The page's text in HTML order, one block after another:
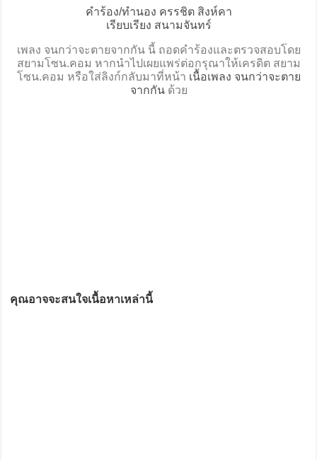
คำร้อง/ทำนอง ครรชิต สิงห์คา
เรียบเรียง สนามจันทร์
เพลง จนกว่าจะตายจากกัน นี้ ถอดคำร้องและตรวจสอบโดย
สยามโซน.คอม หากนำไปเผยแพร่ต่อกรุณาให้เครดิต สยาม
โซน.คอม หรือใส่ลิงก์กลับมาที่หน้า เนื้อเพลง จนกว่าจะตาย
จากกันด้วย
คุณอาจจะสนใจเนื้อหาเหล่านี้